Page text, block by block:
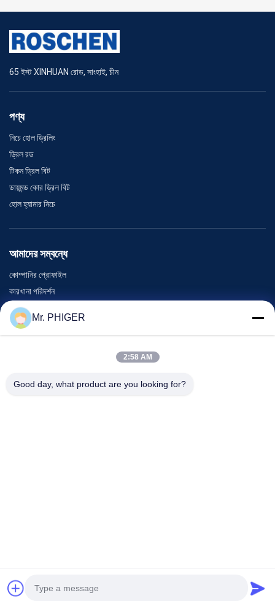
65 ইস্ট XINHUAN রোড, সাংহাই, চীন
পণ্য
নিচে হোল ড্রিলিং
ড্রিল রড
টিকন ড্রিল বিট
ডায়মন্ড কোর ড্রিল বিট
হোল হ্যামার নিচে
আমাদের সম্বন্ধে
কোম্পানির প্রোফাইল
কারখানা পরিদর্শন
গুণমান নিয়ন্ত্রণ
সাইট ম্যাপ
ঘটনা
Mr. PHIGER
2:58 AM
Good day, what product are you looking for?